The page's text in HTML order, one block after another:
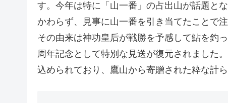
す。今年は特に「山一番」の占出山が話題と
かわらず、見事に山一番を引き当てたことで
その由来は神功皇后が戦勝を予感して鮎を釣
周年記念として特別な見送が復元されました
込められており、鷹山から寄贈された粋な計ら